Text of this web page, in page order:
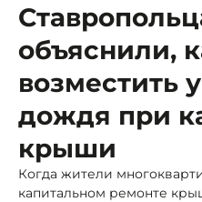
объяснили,
возместить
дождя при
крыши
Когда жители
капитальном ремонте